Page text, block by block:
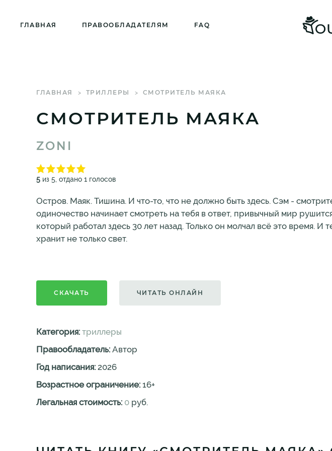
ГЛАВНАЯ ПРАВООБЛАДАТЕЛЯМ FAQ
ГЛАВНАЯ ТРИЛЛЕРЫ СМОТРИТЕЛЬ МАЯКА
СМОТРИТЕЛЬ МАЯКА
ZONI
5 из 5, отдано 1 голосов
Остров. Маяк. Тишина. И что-то, что не должно быть здесь. Сэм -
одиночество начинает смотреть на тебя в ответ, привычный мир
который работал здесь 30 лет назад. Только он молчал всё это время. И
хранит не только свет.
СКАЧАТЬ ЧИТАТЬ ОНЛАЙН
Категория: триллеры
Правообладатель: Автор
Год написания: 2026
Возрастное ограничение: 16+
Легальная стоимость: 0 руб.